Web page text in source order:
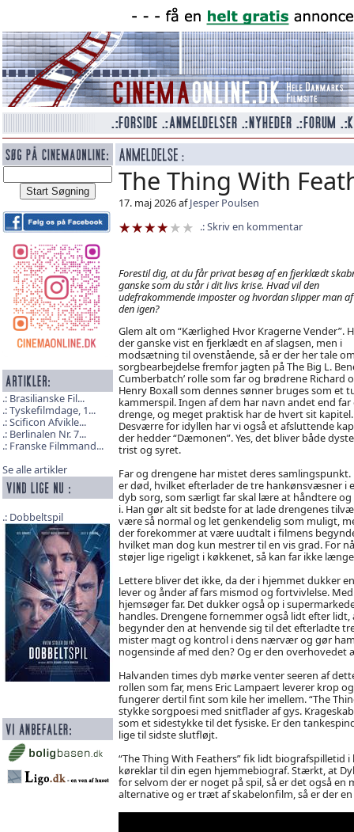
Brasilianske Fil...
Tyskefilmdage, 1...
Scificon Afvikle...
Berlinalen Nr. 7...
Franske Filmmand...
Se alle artikler
Dobbeltspil
The Thing With
17. maj 2026 afJesper Poulsen
Skriv en kommentar
Forestil dig, at du får privat besøg af en fjerklædt
ganske som du står i dit livs krise. Hvad vil den
udefrakommende imposter og hvordan slipper man
den igen?
Glem alt om “Kærlighed Hvor Kragerne Vender”.
der ganske vist en fjerklædt en af slagsen, men i
modsætning til ovenstående, så er der her tale
sorgbearbejdelse fremfor jagten på The Big L.
Cumberbatch’ rolle som far og brødrene Richard
Henry Boxall som dennes sønner bruges som et
kammerspil. Ingen af dem har navn andet end far
drenge, og meget praktisk har de hvert sit kapitel.
Desværre for idyllen har vi også et afsluttende
der hedder “Dæmonen”. Yes, det bliver både
trist og syret.
Far og drengene har mistet deres samlingspunkt.
er død, hvilket efterlader de tre hankønsvæsner i
dyb sorg, som særligt far skal lære at håndtere
i. Han gør alt sit bedste for at lade drengenes
være så normal og let genkendelig som muligt,
der forekommer at være uudtalt i filmens
hvilket man dog kun mestrer til en vis grad. For
støjer lige rigeligt i køkkenet, så kan far ikke
Lettere bliver det ikke, da der i hjemmet dukker
lever og ånder af fars mismod og fortvivlelse.
hjemsøger far. Det dukker også op i
handles. Drengene fornemmer også lidt efter
begynder den at henvende sig til det efterladte
mister magt og kontrol i dens nærvær og gør
nogensinde af med den? Og er den overhovedet
Halvanden times dyb mørke venter seeren af
rollen som far, mens Eric Lampaert leverer krop
fungerer dertil fint som kile her imellem. “The
stykke sorgpoesi med snitflader af gys.
som et sidestykke til det fysiske. Er den
lige til sidste slutfløjt.
“The Thing With Feathers” fik lidt
køreklar til din egen hjemmebiograf. Stærkt, at
for selvom der er noget på spil, så er det også en
alternative og er træt af skabelonfilm, så er der